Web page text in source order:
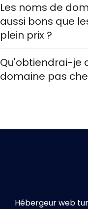
Les noms de
aussi bons que
plein prix ?
Qu'obtiendrai-je
domaine pas
Hébergeur web